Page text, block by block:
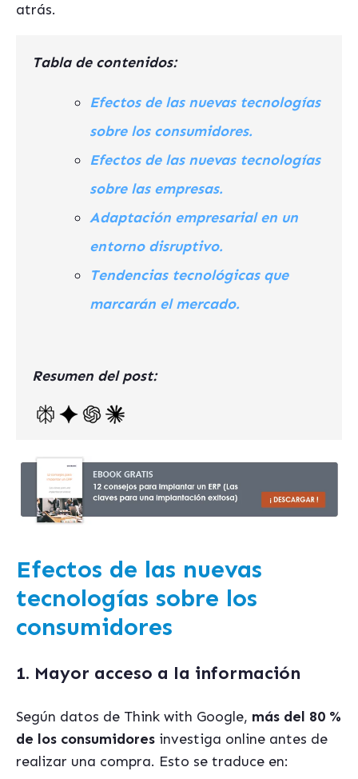
atrás.
Tabla de contenidos:
Efectos de las nuevas tecnologías
sobre los consumidores.
Efectos de las nuevas tecnologías
sobre las empresas.
Adaptación empresarial en un
entorno disruptivo.
Tendencias tecnológicas que
marcarán el mercado.
Resumen del post:
Efectos de las nuevas
tecnologías sobre los
consumidores
1. Mayor acceso a la información
Según datos de Think with Google, más del 80 %
de los consumidores investiga online antes de
realizar una compra. Esto se traduce en: